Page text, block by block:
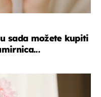
sada možete kupiti